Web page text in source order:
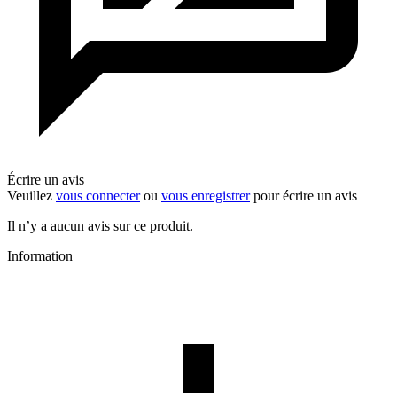
Écrire un avis
Veuillez vous connecterou vous enregistrerpour écrire un avis
Il n’y a aucun avis sur ce produit.
Information